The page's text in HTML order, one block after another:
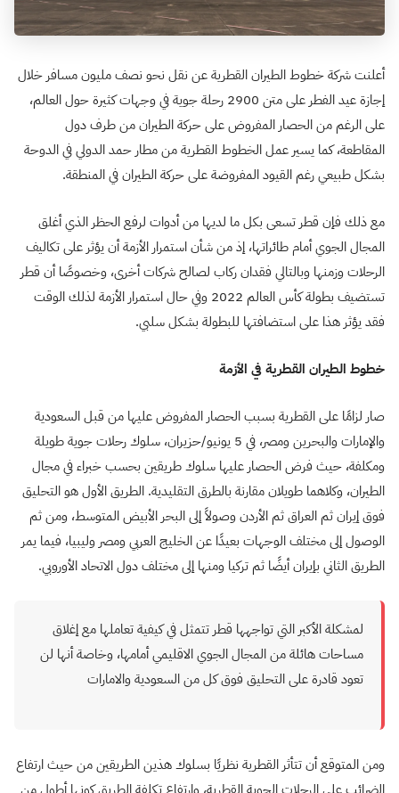
أعلنت شركة خطوط الطيران القطرية عن نقل نحو نصف مليون مسافر خلال
إجازة عيد الفطر على متن 2900 رحلة جوية في وجهات كثيرة حول العالم،
على الرغم من الحصار المفروض على حركة الطيران من طرف دول
المقاطعة، كما يسير عمل الخطوط القطرية من مطار حمد الدولي في الدوحة
بشكل طبيعي رغم القيود المفروضة على حركة الطيران في المنطقة.
مع ذلك فإن قطر تسعى بكل ما لديها من أدوات لرفع الحظر الذي أغلق
المجال الجوي أمام طائراتها، إذ من شأن استمرار الأزمة أن يؤثر على تكاليف
الرحلات وزمنها وبالتالي فقدان ركاب لصالح شركات أخرى، وخصوصًا أن قطر
تستضيف بطولة كأس العالم 2022 وفي حال استمرار الأزمة لذلك الوقت
فقد يؤثر هذا على استضافتها للبطولة بشكل سلبي.
خطوط الطيران القطرية في الأزمة
صار لزامًا على القطرية بسبب الحصار المفروض عليها من قبل السعودية
والإمارات والبحرين ومصر، في 5 يونيو/حزيران، سلوك رحلات جوية طويلة
ومكلفة، حيث فرض الحصار عليها سلوك طريقين بحسب خبراء في مجال
الطيران، وكلاهما طويلان مقارنة بالطرق التقليدية. الطريق الأول هو التحليق
فوق إيران ثم العراق ثم الأردن وصولاً إلى البحر الأبيض المتوسط، ومن ثم
الوصول إلى مختلف الوجهات بعيدًا عن الخليج العربي ومصر وليبيا، فيما يمر
الطريق الثاني بإيران أيضًا ثم تركيا ومنها إلى مختلف دول الاتحاد الأوروبي.
لمشكلة الأكبر التي تواجهها قطر تتمثل في كيفية تعاملها مع إغلاق
مساحات هائلة من المجال الجوي الاقليمي أمامها، وخاصة أنها لن
تعود قادرة على التحليق فوق كل من السعودية والامارات
ومن المتوقع أن تتأثر القطرية نظريًا بسلوك هذين الطريقين من حيث ارتفاع